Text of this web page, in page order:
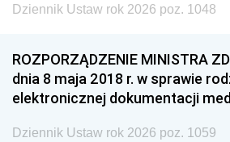
Dziennik Ustaw rok 2026 poz. 1048
ROZPORZĄDZENIE MINISTRA
dnia 8 maja 2018 r. w sprawie
elektronicznej dokumentacji
Dziennik Ustaw rok 2026 poz. 1059